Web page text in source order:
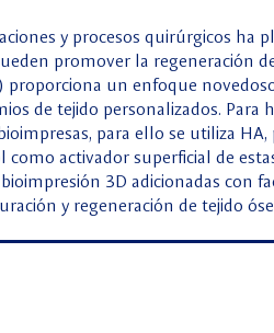
y procesos quirúrgicos
promover la
un enfoque
de tejido personalizados.
para ello se utiliza
activador superficial de
3D adicionadas con
y regeneración de tejido